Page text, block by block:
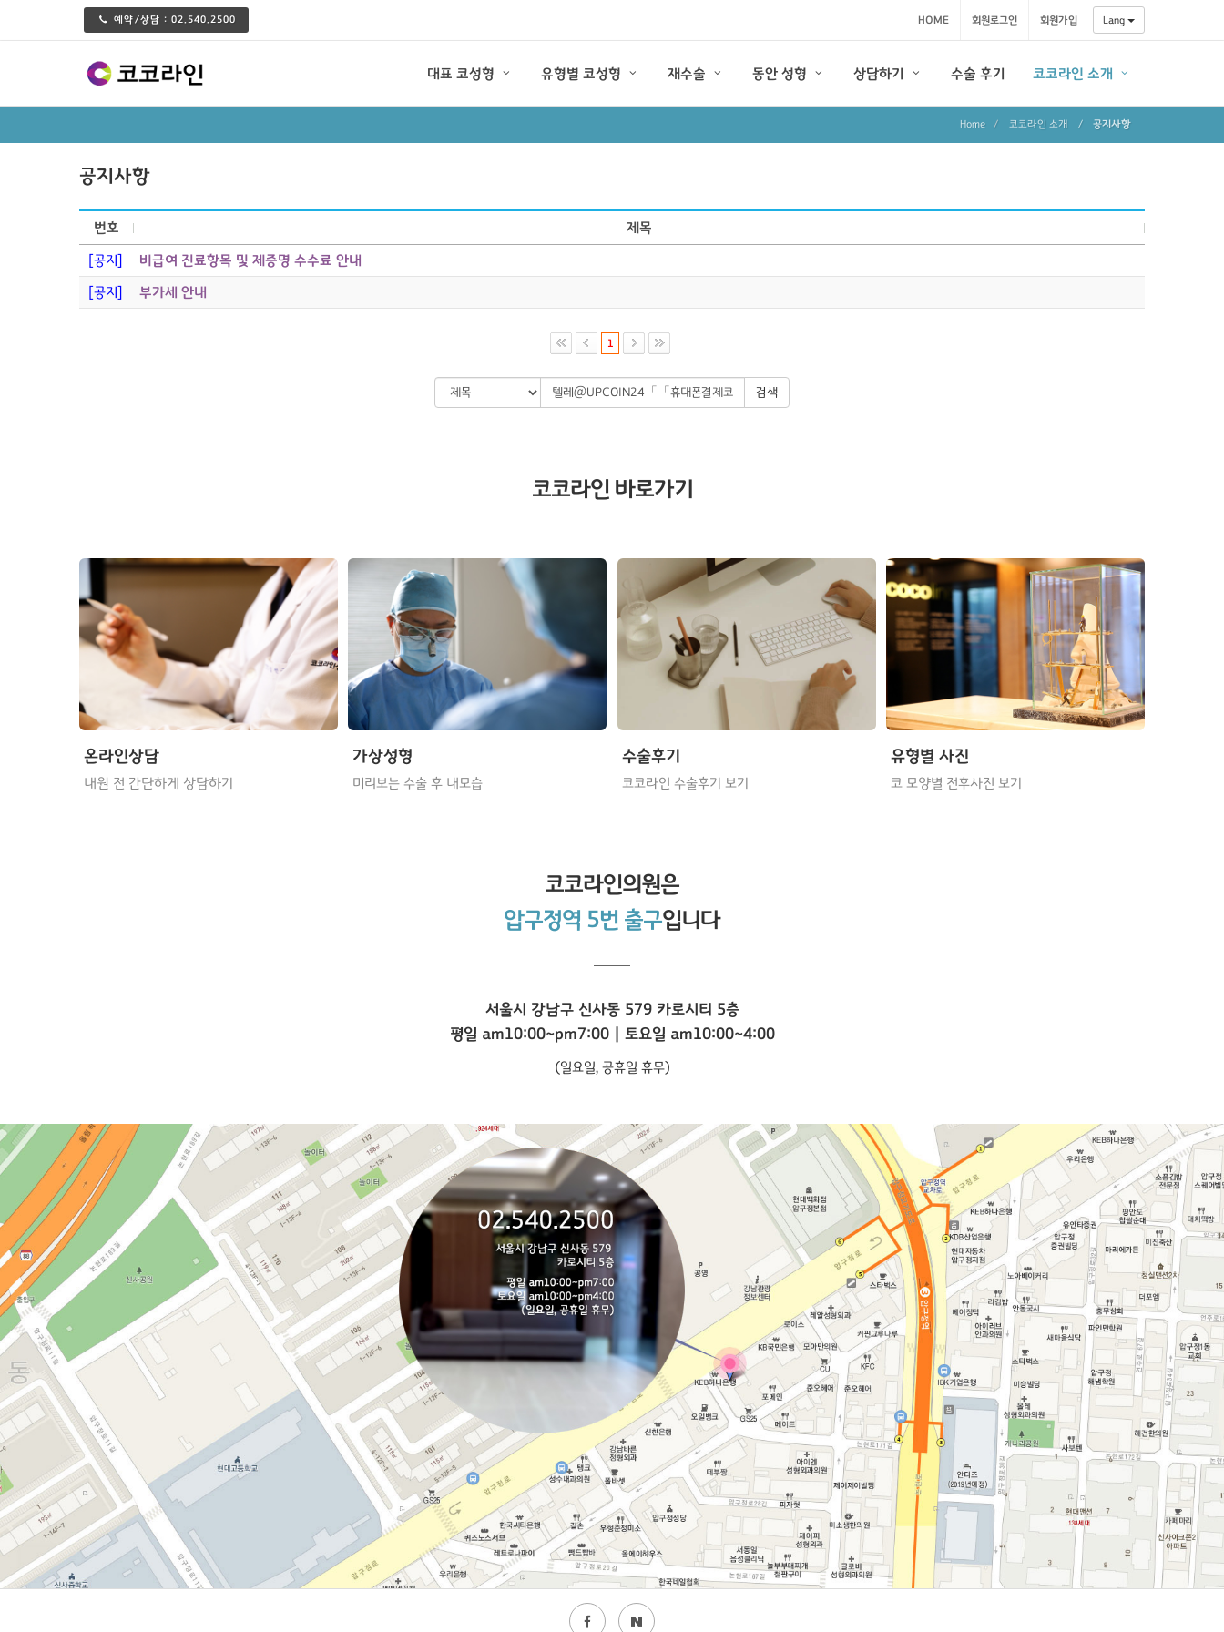
예약/상담 : 02.540.2500 HOME 회원로그인 회원가입 Lang
대표 코성형 유형별 코성형 재수술 동안 성형 상담하기 수술 후기 코코라인 소개
Home 코코라인 소개 / 공지사항
공지사항
번호 제목
[공지] 비급여 진료항목 및 제증명 수수료 안내
[공지] 부가세 안내
1
검색
코코라인 바로가기
온라인상담
내원 전 간단하게 상담하기
가상성형
미리보는 수술 후 내모습
수술후기
코코라인 수술후기 보기
유형별 사진
코 모양별 전후사진 보기
코코라인의원은
압구정역 5번 출구입니다
서울시 강남구 신사동 579 카로시티 5층
평일 am10:00~pm7:00 | 토요일 am10:00~4:00
(일요일, 공휴일 휴무)